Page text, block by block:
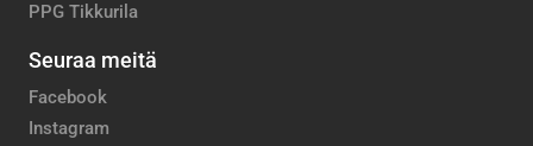
PPG Tikkurila
Seuraa meitä
Facebook
Instagram